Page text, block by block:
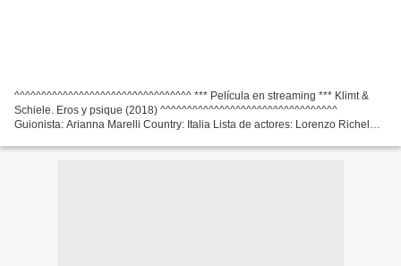
^^^^^^^^^^^^^^^^^^^^^^^^^^^^^^^^^ *** Película en streaming *** Klimt &
Schiele. Eros y psique (2018) ^^^^^^^^^^^^^^^^^^^^^^^^^^^^^^^^^
Guionista: Arianna Marelli Country: Italia Lista de actores: Lorenzo Richelmy,